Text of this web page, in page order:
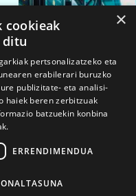
2026ko mar. 1a
×
cookieak
pertsonalizatzeko eta
erabilerari buruzko
publizitate- eta analisi-
haiek beren zerbitzuak
batzuekin konbina
ERRENDIMENDUA